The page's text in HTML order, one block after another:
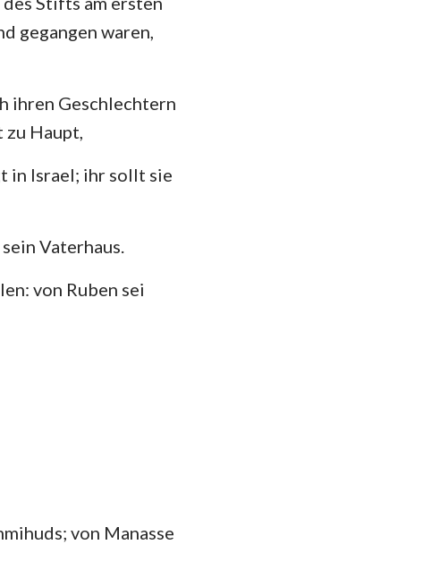
Römer
2. Timotheus
35
gegangen waren,
ihren Geschlechtern
zu Haupt,
in Israel; ihr sollt sie
Vaterhaus.
von Ruben sei
von Manasse